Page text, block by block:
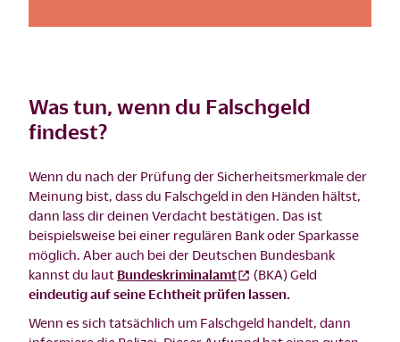
Was tun, wenn du Falschgeld
findest?
Wenn du nach der Prüfung der Sicherheitsmerkmale der
Meinung bist, dass du Falschgeld in den Händen hältst,
dann lass dir deinen Verdacht bestätigen. Das ist
beispielsweise bei einer regulären Bank oder Sparkasse
möglich. Aber auch bei der Deutschen Bundesbank
kannst du laut Bundeskriminalamt
(BKA) Geld
eindeutig auf seine Echtheit prüfen lassen.
Wenn es sich tatsächlich um Falschgeld handelt, dann